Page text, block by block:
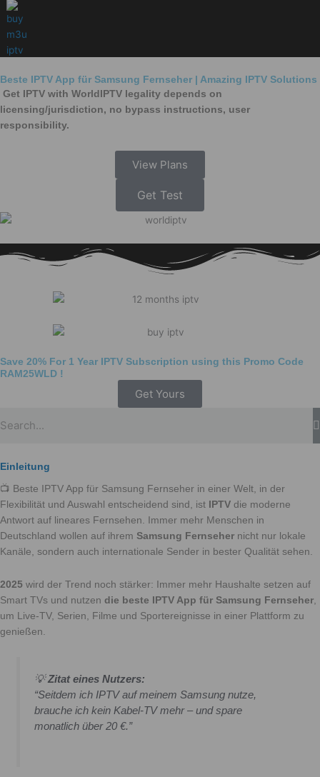
Skip
to
content
Beste IPTV App für Samsung Fernseher | Amazing IPTV Solutions
Get IPTV with WorldIPTV legality depends on
licensing/jurisdiction, no bypass instructions, user
responsibility.
View Plans
Get Test
Save 20% For 1 Year IPTV Subscription using this Promo Code
RAM25WLD !
Get Yours
Einleitung
📺 Beste IPTV App für Samsung Fernseher in einer Welt, in der
Flexibilität und Auswahl entscheidend sind, ist
IPTV die moderne
Antwort auf lineares Fernsehen. Immer mehr Menschen in
Deutschland wollen auf ihrem Samsung Fernseher nicht nur lokale
Kanäle, sondern auch internationale Sender in bester Qualität sehen.
2025 wird der Trend noch stärker: Immer mehr Haushalte setzen auf
Smart TVs und nutzen die beste IPTV App für Samsung Fernseher,
um Live-TV, Serien, Filme und Sportereignisse in einer Plattform zu
genießen.
💡Zitat eines Nutzers:
“Seitdem ich IPTV auf meinem Samsung nutze,
brauche ich kein Kabel-TV mehr – und spare
monatlich über 20 €.”